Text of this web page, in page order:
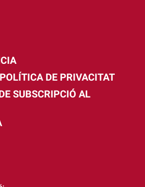
DE PRIVACITAT
SUBSCRIPCIÓ AL